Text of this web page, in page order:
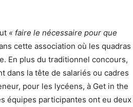
« faire le nécessaire pour que
cette association où les quadras
En plus du traditionnel concours,
dans la tête de salariés ou cadres
pour les lycéens, à Get in the
équipes participantes ont eu deux